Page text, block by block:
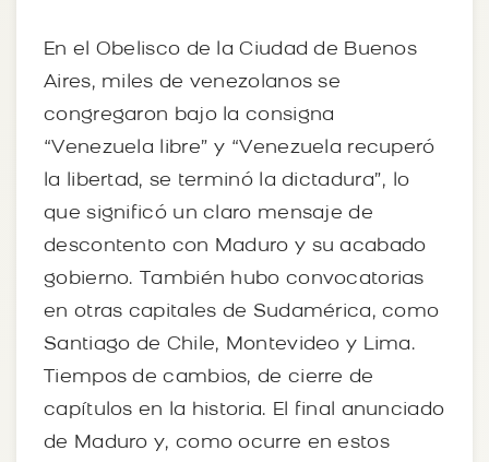
En el Obelisco de la Ciudad de Buenos
Aires, miles de venezolanos se
congregaron bajo la consigna
“Venezuela libre” y “Venezuela recuperó
la libertad, se terminó la dictadura”, lo
que significó un claro mensaje de
descontento con Maduro y su acabado
gobierno. También hubo convocatorias
en otras capitales de Sudamérica, como
Santiago de Chile, Montevideo y Lima.
Tiempos de cambios, de cierre de
capítulos en la historia. El final anunciado
de Maduro y, como ocurre en estos